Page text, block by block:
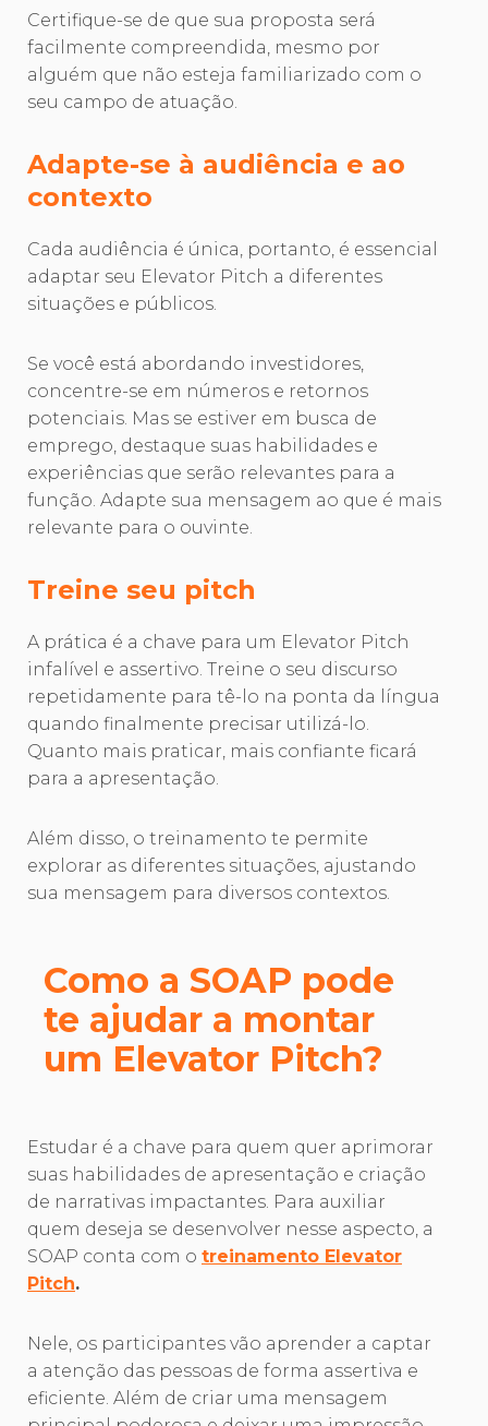
Certifique-se de que sua proposta será
facilmente compreendida, mesmo por
alguém que não esteja familiarizado com o
seu campo de atuação.
Adapte-se à audiência e ao
contexto
Cada audiência é única, portanto, é essencial
adaptar seu Elevator Pitch a diferentes
situações e públicos.
Se você está abordando investidores,
concentre-se em números e retornos
potenciais. Mas se estiver em busca de
emprego, destaque suas habilidades e
experiências que serão relevantes para a
função. Adapte sua mensagem ao que é mais
relevante para o ouvinte.
Treine seu pitch
A prática é a chave para um Elevator Pitch
infalível e assertivo. Treine o seu discurso
repetidamente para tê-lo na ponta da língua
quando finalmente precisar utilizá-lo.
Quanto mais praticar, mais confiante ficará
para a apresentação.
Além disso, o treinamento te permite
explorar as diferentes situações, ajustando
sua mensagem para diversos contextos.
Como a SOAP pode
te ajudar a montar
um Elevator Pitch?
Estudar é a chave para quem quer aprimorar
suas habilidades de apresentação e criação
de narrativas impactantes. Para auxiliar
quem deseja se desenvolver nesse aspecto, a
SOAP conta com o treinamento Elevator
Pitch.
Nele, os participantes vão aprender a captar
a atenção das pessoas de forma assertiva e
eficiente. Além de criar uma mensagem